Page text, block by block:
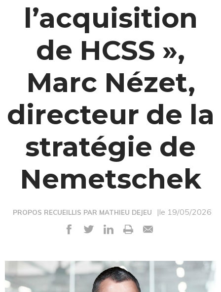
l’acquisition
de HCSS »,
Marc Nézet,
directeur de la
stratégie de
Nemetschek
PROPOS RECUEILLIS PAR MATHIEU DEJEU |le 19/05/2026